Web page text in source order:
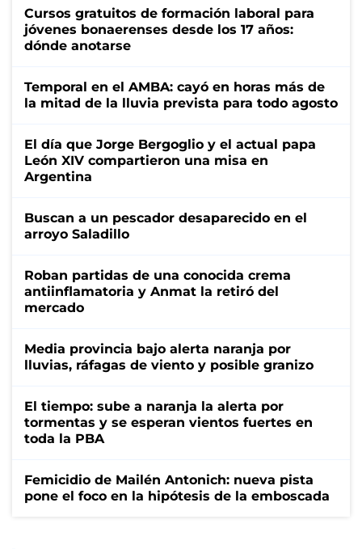
Cursos gratuitos de formación laboral para
jóvenes bonaerenses desde los 17 años:
dónde anotarse
Temporal en el AMBA: cayó en horas más de
la mitad de la lluvia prevista para todo agosto
El día que Jorge Bergoglio y el actual papa
León XIV compartieron una misa en
Argentina
Buscan a un pescador desaparecido en el
arroyo Saladillo
Roban partidas de una conocida crema
antiinflamatoria y Anmat la retiró del
mercado
Media provincia bajo alerta naranja por
lluvias, ráfagas de viento y posible granizo
El tiempo: sube a naranja la alerta por
tormentas y se esperan vientos fuertes en
toda la PBA
Femicidio de Mailén Antonich: nueva pista
pone el foco en la hipótesis de la emboscada